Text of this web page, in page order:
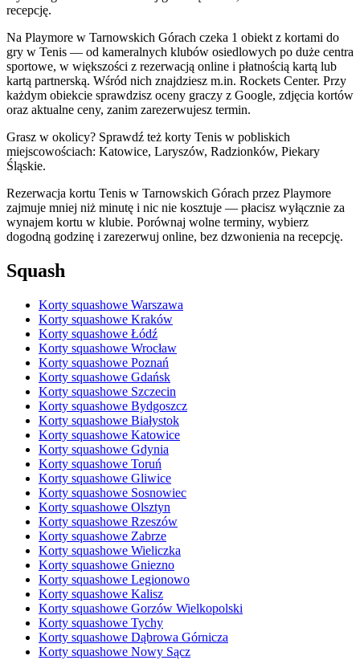
recepcję.
Na Playmore w Tarnowskich Górach czeka 1 obiekt z kortami do
gry w Tenis — od kameralnych klubów osiedlowych po duże centra
sportowe, w większości z rezerwacją online i płatnością kartą lub
kartą partnerską. Wśród nich znajdziesz m.in. Rockets Center. Przy
każdym obiekcie sprawdzisz oceny graczy z Google, zdjęcia kortów
oraz aktualne ceny, zanim zarezerwujesz termin.
Grasz w okolicy? Sprawdź też korty Tenis w pobliskich
miejscowościach: Katowice, Laryszów, Radzionków, Piekary
Śląskie.
Rezerwacja kortu Tenis w Tarnowskich Górach przez Playmore
zajmuje mniej niż minutę i nic nie kosztuje — płacisz wyłącznie za
wynajem kortu w klubie. Porównaj wolne terminy, wybierz
dogodną godzinę i zarezerwuj online, bez dzwonienia na recepcję.
Squash
Korty squashowe Warszawa
Korty squashowe Kraków
Korty squashowe Łódź
Korty squashowe Wrocław
Korty squashowe Poznań
Korty squashowe Gdańsk
Korty squashowe Szczecin
Korty squashowe Bydgoszcz
Korty squashowe Białystok
Korty squashowe Katowice
Korty squashowe Gdynia
Korty squashowe Toruń
Korty squashowe Gliwice
Korty squashowe Sosnowiec
Korty squashowe Olsztyn
Korty squashowe Rzeszów
Korty squashowe Zabrze
Korty squashowe Wieliczka
Korty squashowe Gniezno
Korty squashowe Legionowo
Korty squashowe Kalisz
Korty squashowe Gorzów Wielkopolski
Korty squashowe Tychy
Korty squashowe Dąbrowa Górnicza
Korty squashowe Nowy Sącz